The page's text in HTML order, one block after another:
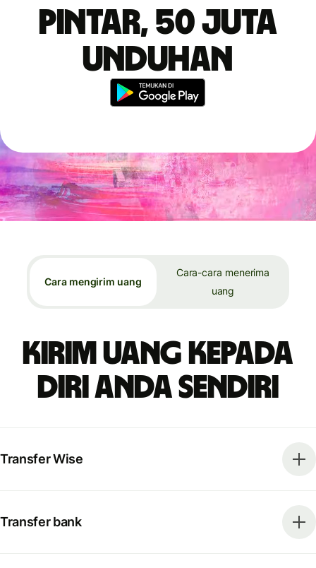
pintar, 50 juta
unduhan
Cara mengirim uang
Cara-cara menerima
uang
Kirim uang kepada
diri Anda sendiri
Transfer Wise
Transfer bank